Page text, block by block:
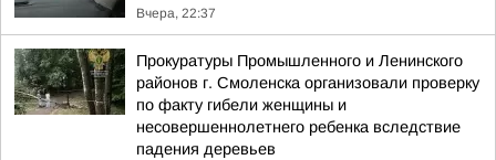
Вчера, 22:37
Прокуратуры Промышленного и Ленинского
районов г. Смоленска организовали проверку
по факту гибели женщины и
несовершеннолетнего ребенка вследствие
падения деревьев